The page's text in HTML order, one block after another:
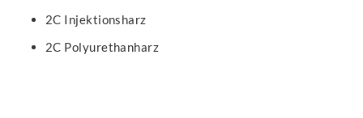
2C Injektionsharz
2C Polyurethanharz